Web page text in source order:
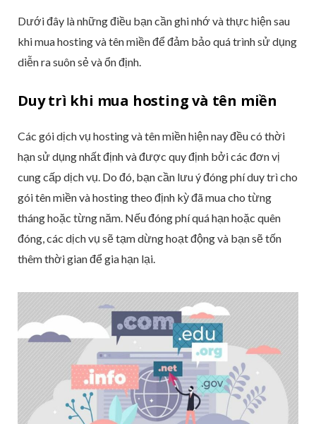
Dưới đây là những điều bạn cần ghi nhớ và thực hiện sau
khi mua hosting và tên miền để đảm bảo quá trình sử dụng
diễn ra suôn sẻ và ổn định.
Duy trì khi mua hosting và tên miền
Các gói dịch vụ hosting và tên miền hiện nay đều có thời
hạn sử dụng nhất định và được quy định bởi các đơn vị
cung cấp dịch vụ. Do đó, bạn cần lưu ý đóng phí duy trì cho
gói tên miền và hosting theo định kỳ đã mua cho từng
tháng hoặc từng năm. Nếu đóng phí quá hạn hoặc quên
đóng, các dịch vụ sẽ tạm dừng hoạt động và bạn sẽ tốn
thêm thời gian để gia hạn lại.